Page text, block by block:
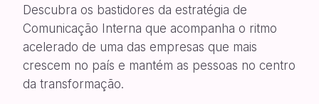
Descubra os bastidores da estratégia de
Comunicação Interna que acompanha o ritmo
acelerado de uma das empresas que mais
crescem no país e mantém as pessoas no centro
da transformação.